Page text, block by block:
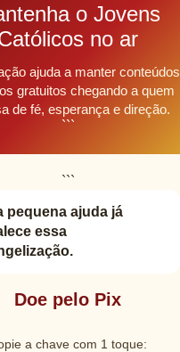
o Jovens
no ar
ajuda a manter conteúdos
gratuitos chegando a quem
de fé, esperança e direção.
```
```
pequena ajuda já
essa
Doe pelo Pix
a chave com 1 toque: